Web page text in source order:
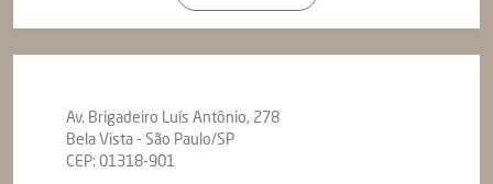
Av. Brigadeiro Luís Antônio, 278
Bela Vista - São Paulo/SP
CEP: 01318-901